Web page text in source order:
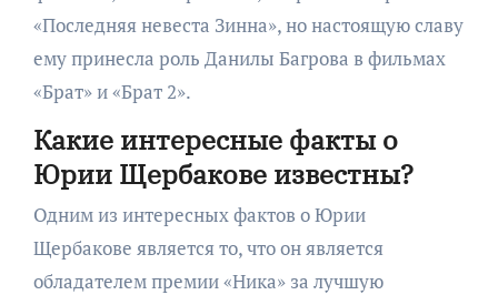
«Последняя невеста Зинна», но настоящую славу
ему принесла роль Данилы Багрова в фильмах
«Брат» и «Брат 2».
Какие интересные факты о
Юрии Щербакове известны?
Одним из интересных фактов о Юрии
Щербакове является то, что он является
обладателем премии «Ника» за лучшую